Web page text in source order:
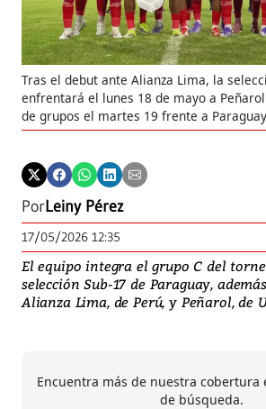
Tras el debut ante Alianza Lima, la
enfrentará el lunes 18 de mayo a
de grupos el martes 19 frente a
PorLeiny Pérez
17/05/2026 12:35
El equipo integra el grupo C del
selección Sub-17 de Paraguay,
Alianza Lima, de Perú, y Peñarol, de
Encuentra más de nuestra cobertura
de búsqueda.